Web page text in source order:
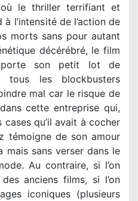
le thriller terrifiant et
morts sans pour autant
décérébré, le film
son petit lot de
tous les blockbusters
mal car le risque de
cette entreprise qui,
qu’il avait à cocher
témoigne de son amour
mais sans verser dans le
Au contraire, si l’on
anciens films, si l’on
iconiques (plusieurs